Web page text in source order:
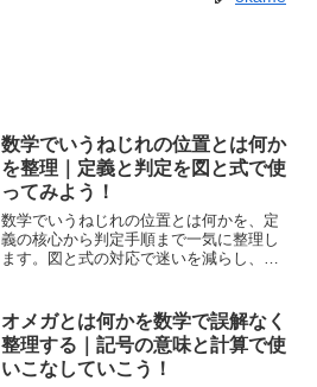
数学でいうねじれの位置とは何か
を整理｜定義と判定を図と式で使
ってみよう！
数学でいうねじれの位置とは何かを、定
義の核心から判定手順まで一気に整理し
ます。図と式の対応で迷いを減らし、入
オメガとは何かを数学で誤解なく
整理する｜記号の意味と計算で使
いこなしていこう！